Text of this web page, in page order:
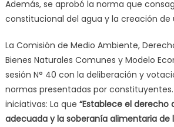
Además, se aprobó la norma que
constitucional del agua y la creación de
La Comisión de Medio Ambiente,
Bienes Naturales Comunes y Modelo
sesión N° 40 con la deliberación y
normas presentadas por
iniciativas: La que “Establece el
adecuada y la soberanía alimentaria de